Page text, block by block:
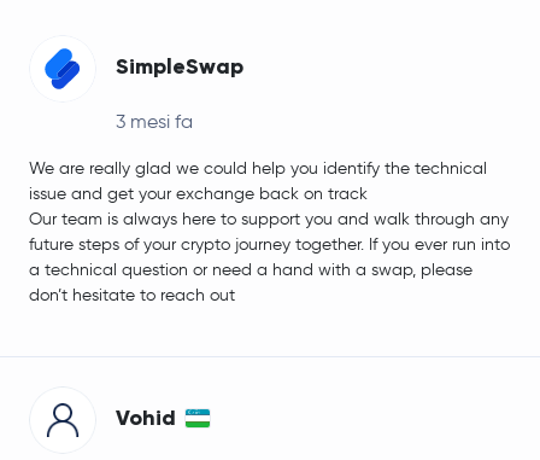
SimpleSwap
3 mesi fa
We are really glad we could help you identify the technical
issue and get your exchange back on track
Our team is always here to support you and walk through any
future steps of your crypto journey together. If you ever run into
a technical question or need a hand with a swap, please
don’t hesitate to reach out
Vohid